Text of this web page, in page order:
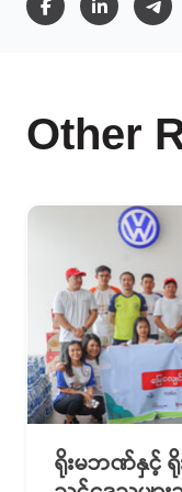
Other
ရိုးမဘဏ်နှင့်